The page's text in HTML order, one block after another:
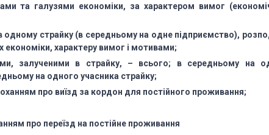
та галузями економіки, за характером вимог
одному страйку(в середньому на одне підприємство),
економіки, характеру вимог і мотивами;
залученими в страйку, – всього; в середньому на
на одного учасника страйку;
про виїзд за кордон для постійного проживання;
про переїзд на постійне проживання